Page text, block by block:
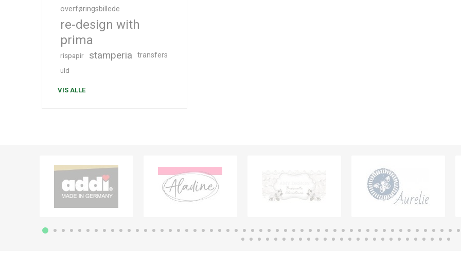
overføringsbillede
re-design with
prima
rispapir stamperia transfers
uld
VIS ALLE